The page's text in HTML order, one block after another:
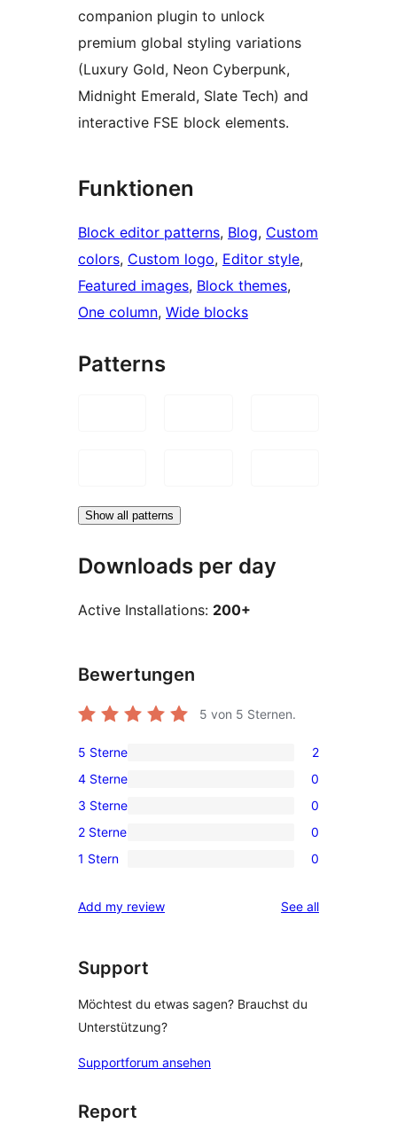
companion plugin to unlock
premium global styling variations
(Luxury Gold, Neon Cyberpunk,
Midnight Emerald, Slate Tech) and
interactive FSE block elements.
Funktionen
Block editor patterns, Blog, Custom
colors, Custom logo, Editor style
Featured images, Block themes
One column, Wide blocks
Patterns
Show all patterns
Downloads per day
Active Installations: 200+
Bewertungen
5 von 5 Sternen.
2
5-
Sterne-
Rezensionen
5 Sterne 2
0
4-
Sterne-
Rezensionen
4 Sterne 0
0
3-
Sterne-
3 Sterne 0
0
2-
Rezensionen
2 Sterne 0
0
Sterne-
1 Stern 0
Add my review See allreviews
Support
Möchtest du etwas sagen? Brauchst du
Unterstützung?
Supportforum ansehen
Report